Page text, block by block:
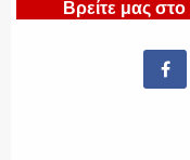
ΕΛΛΗΝΙΚΗ ΑΣΤΥΝΟΜΙΑ
Βρείτε μας